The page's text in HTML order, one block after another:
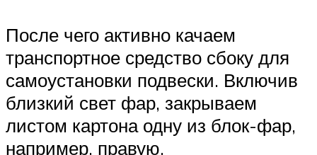
После чего активно качаем
транспортное средство сбоку для
самоустановки подвески. Включив
близкий свет фар, закрываем
листом картона одну из блок-фар,
например, правую.